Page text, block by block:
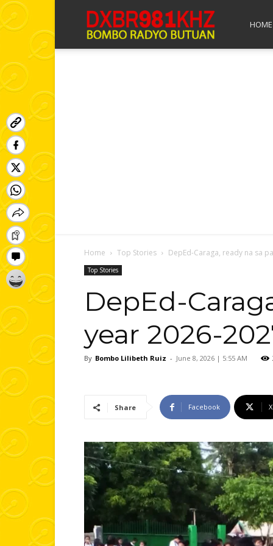
Bombo HOME
Home Top Stories DepEd-Caraga, ready na sa
Top Stories
DepEd-
year 2026-
By Bombo Lilibeth Ruiz - June 8, 2026 | 5:55 AM
Share Facebook X